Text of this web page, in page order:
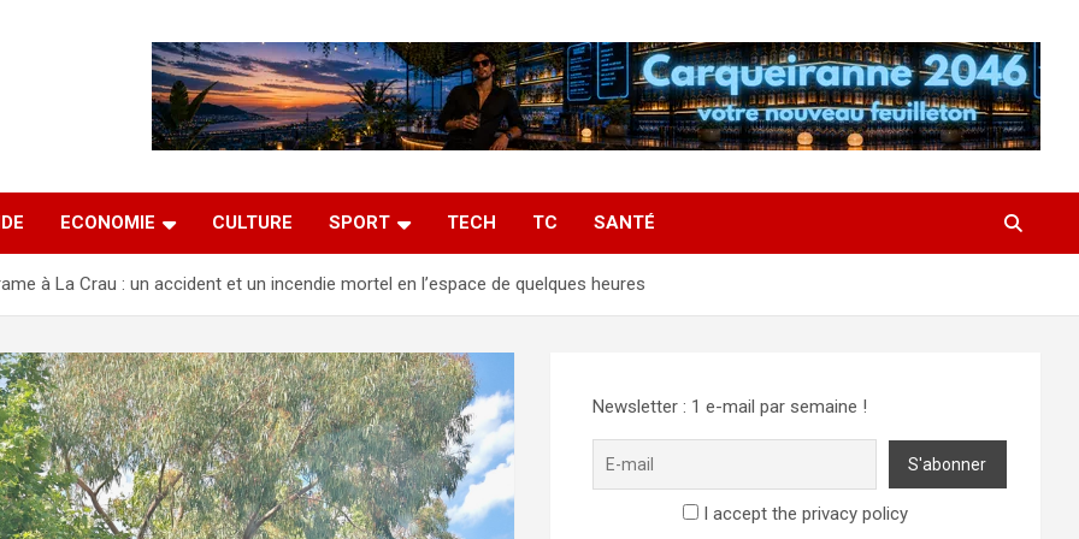
ECONOMIE CULTURE SPORT TECH TC SANTÉ
à La Crau : un accident et un incendie mortel en l’espace de quelques heures
Newsletter : 1 e-mail par semaine !
I accept the privacy policy